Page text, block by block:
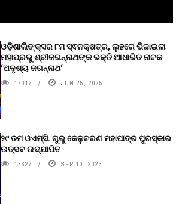
ଓଡ଼ିଶାଲିଙ୍କ୍ସର ୮ମ ସ୍ଵନକ୍ଷତ୍ର, ଲୁହରେ ଭିଜାଇଲା
ମହାପ୍ରଭୁ ଶ୍ରୀଜଗନ୍ନାଥଙ୍କ ଭକ୍ତି ଆଧାରିତ ନାଟକ
‘ଅଦୃଶ୍ୟ ଜଗନ୍ନାଥ‘
17017 JUN 25, 2025
୨୯ ତମ ଓଏମ୍‌ସି. ଗୁରୁ କେଳୁଚରଣ ମହାପାତ୍ର ପୁରସ୍କାର
ଉତ୍ସବ ଉଦ୍‍ଯାପିତ
17627 SEP 10, 2023